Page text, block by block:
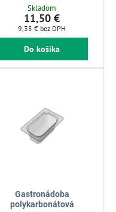
Skladom
11,50 €
9,35 € bez DPH
Do košíka
Gastronádoba
polykarbonátová